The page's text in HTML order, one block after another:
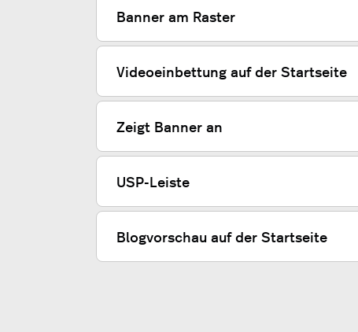
Banner am Raster
Videoeinbettung auf der Startseite
Zeigt Banner an
USP-Leiste
Blogvorschau auf der Startseite